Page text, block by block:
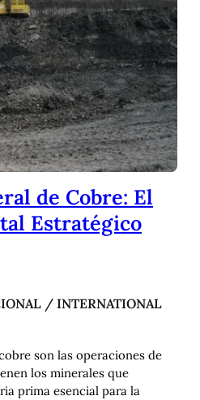
de Cobre: El
Estratégico
/ INTERNATIONAL
son las operaciones de
los minerales que
prima esencial para la